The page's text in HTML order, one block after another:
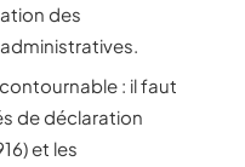
des
: il faut
de déclaration
et les